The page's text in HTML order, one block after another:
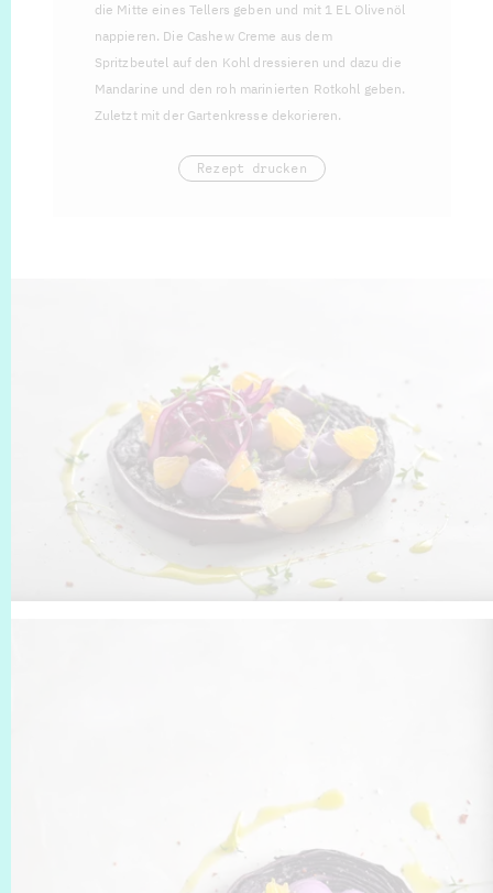
die Mitte eines Tellers geben und mit 1 EL Olivenöl
nappieren. Die Cashew Creme aus dem
Spritzbeutel auf den Kohl dressieren und dazu die
Mandarine und den roh marinierten Rotkohl geben.
Zuletzt mit der Gartenkresse dekorieren.
Rezept drucken